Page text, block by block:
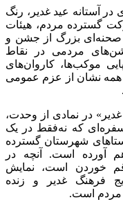
آستانه عید غدیر، رنگ
گسترده مردم، هیئات
صحنه‌ای بزرگ از جشن و
مردمی در نقاط
موکب‌ها، کاروان‌های
همه نشان از عزم عمومی
در نمادی از وحدت،
که نه‌فقط در یک
شهرستان گسترده
آورده است. آنچه در
خوردن است، نمایش
فرهنگ غدیر و زنده
مردم است.